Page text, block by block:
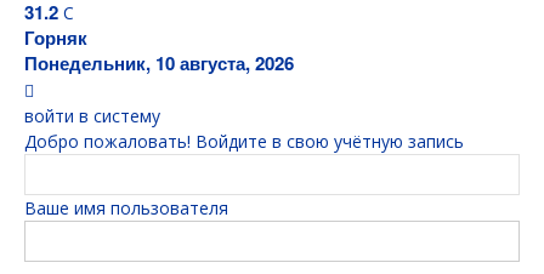
31.2 C
Горняк
Понедельник, 10 августа, 2026
войти в систему
Добро пожаловать! Войдите в свою учётную запись
Ваше имя пользователя